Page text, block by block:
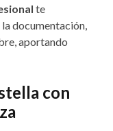
te
documentación,
aportando
con